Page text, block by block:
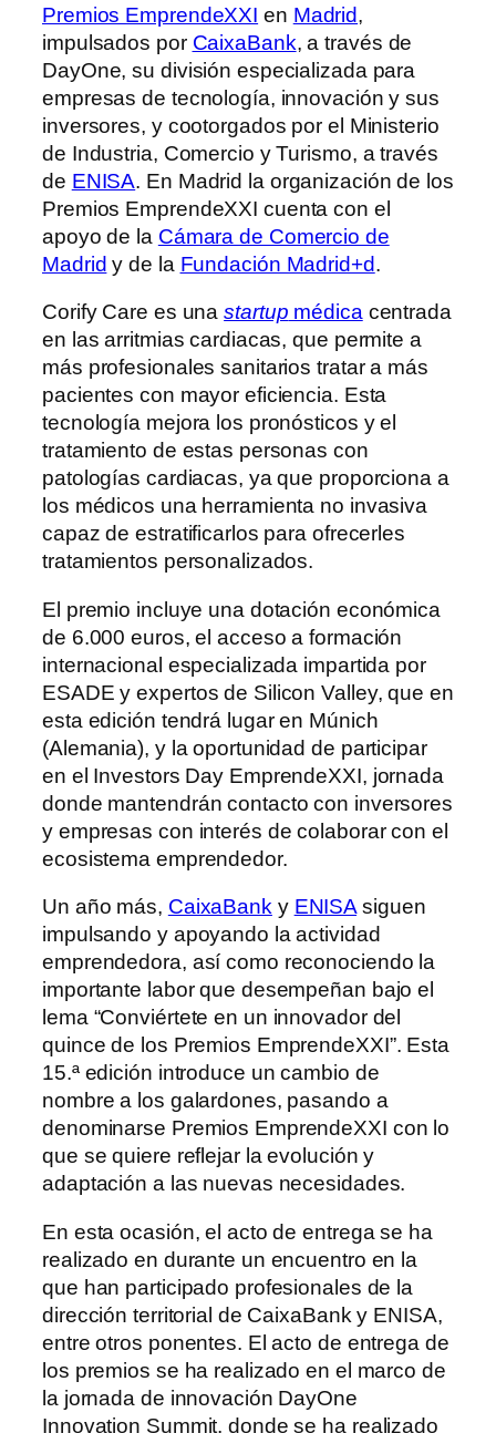
Premios EmprendeXXI en Madrid,
impulsados por CaixaBank, a través de
DayOne, su división especializada para
empresas de tecnología, innovación y sus
inversores, y cootorgados por el Ministerio
de Industria, Comercio y Turismo, a través
de ENISA. En Madrid la organización de los
Premios EmprendeXXI cuenta con el
apoyo de la Cámara de Comercio de
Madrid y de la Fundación Madrid+d.
Corify Care es unastartup médicacentrada
en las arritmias cardiacas, que permite a
más profesionales sanitarios tratar a más
pacientes con mayor eficiencia. Esta
tecnología mejora los pronósticos y el
tratamiento de estas personas con
patologías cardiacas, ya que proporciona a
los médicos una herramienta no invasiva
capaz de estratificarlos para ofrecerles
tratamientos personalizados.
El premio incluye una dotación económica
de 6.000 euros, el acceso a formación
internacional especializada impartida por
ESADE y expertos de Silicon Valley, que en
esta edición tendrá lugar en Múnich
(Alemania), y la oportunidad de participar
en el Investors Day EmprendeXXI, jornada
donde mantendrán contacto con inversores
y empresas con interés de colaborar con el
ecosistema emprendedor.
Un año más, CaixaBanky ENISAsiguen
impulsando y apoyando la actividad
emprendedora, así como reconociendo la
importante labor que desempeñan bajo el
lema “Conviértete en un innovador del
quince de los Premios EmprendeXXI”. Esta
15.ª edición introduce un cambio de
nombre a los galardones, pasando a
denominarse Premios EmprendeXXI con lo
que se quiere reflejar la evolución y
adaptación a las nuevas necesidades.
En esta ocasión, el acto de entrega se ha
realizado en durante un encuentro en la
que han participado profesionales de la
dirección territorial de CaixaBank y ENISA,
entre otros ponentes. El acto de entrega de
los premios se ha realizado en el marco de
la jornada de innovación DayOne
Innovation Summit, donde se ha realizado